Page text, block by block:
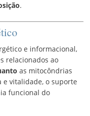
.
e informacional,
relacionados ao
as mitocôndrias
e vitalidade, o suporte
funcional do